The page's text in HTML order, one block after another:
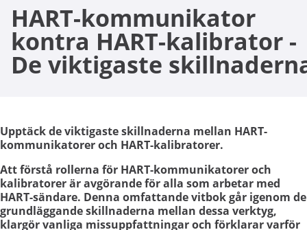
HART-kommunikator
kontra HART-kalibrator -
De viktigaste
Upptäck de viktigaste skillnaderna mellan HART-
kommunikatorer och HART-kalibratorer.
Att förstå rollerna för HART-kommunikatorer och
kalibratorer är avgörande för alla som arbetar med
HART-sändare. Denna omfattande vitbok går igenom de
grundläggande skillnaderna mellan dessa verktyg,
klargör vanliga missuppfattningar och förklarar varför